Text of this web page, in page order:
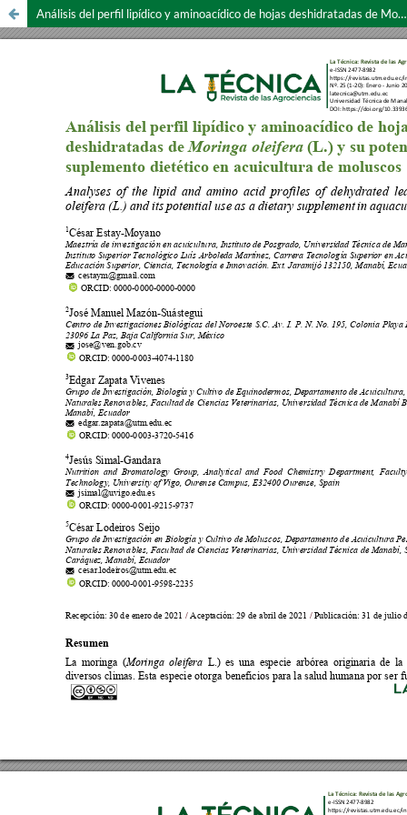
Análisis del perfil lipídico y aminoacídico de hojas deshidratadas de Moringa oleifera (L.) y su potencial como suplemento dietético en acuicultura de moluscos